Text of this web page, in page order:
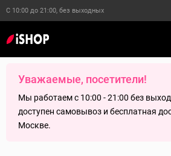
С 10:00 до 21:00, без выходных
Уважаемые, посетители!
Мы работаем с 10:00 - 21:00 без
доступен самовывоз и бесплатная
Москве.